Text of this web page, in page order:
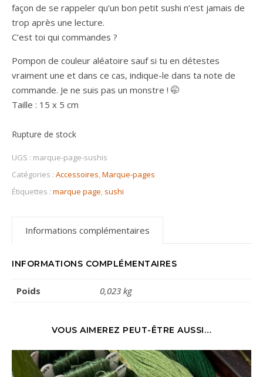
façon de se rappeler qu’un bon petit sushi n’est jamais de
trop après une lecture.
C’est toi qui commandes ?
Pompon de couleur aléatoire sauf si tu en détestes
vraiment une et dans ce cas, indique-le dans ta note de
commande. Je ne suis pas un monstre ! 🤭
Taille : 15 x 5 cm
Rupture de stock
UGS : marque-page-sushis
Catégories : Accessoires,Marque-pages
Étiquettes : marque page, sushi
Informations complémentaires
INFORMATIONS COMPLÉMENTAIRES
Poids 0,023 kg
VOUS AIMEREZ PEUT-ÊTRE AUSSI…